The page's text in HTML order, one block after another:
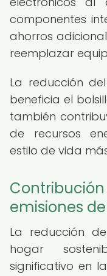
componentes
ahorros
reemplazar
La reducción
beneficia el
también
de recursos
estilo de vida
emisiones
La reducción
hogar
significativo en